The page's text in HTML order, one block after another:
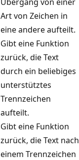
Art von Zeichen in
eine andere aufteilt.
Gibt eine Funktion
zurück, die Text
durch ein beliebiges
unterstütztes
Trennzeichen
aufteilt.
Gibt eine Funktion
zurück, die Text nach
einem Trennzeichen